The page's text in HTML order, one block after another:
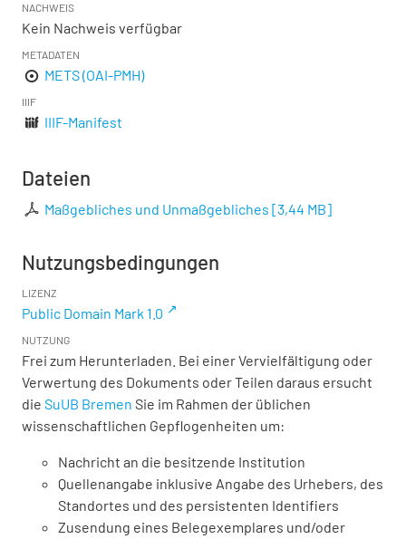
NACHWEIS
Kein Nachweis verfügbar
METADATEN
METS (OAI-PMH)
IIIF
IIIF-Manifest
Dateien
Maßgebliches und Unmaßgebliches [3,44 MB]
Nutzungsbedingungen
LIZENZ
Public Domain Mark 1.0
NUTZUNG
Frei zum Herunterladen. Bei einer Vervielfältigung oder
Verwertung des Dokuments oder Teilen daraus ersucht
die SuUB Bremen Sie im Rahmen der üblichen
wissenschaftlichen Gepflogenheiten um:
Nachricht an die besitzende Institution
Quellenangabe inklusive Angabe des Urhebers, des
Standortes und des persistenten Identifiers
Zusendung eines Belegexemplares und/oder